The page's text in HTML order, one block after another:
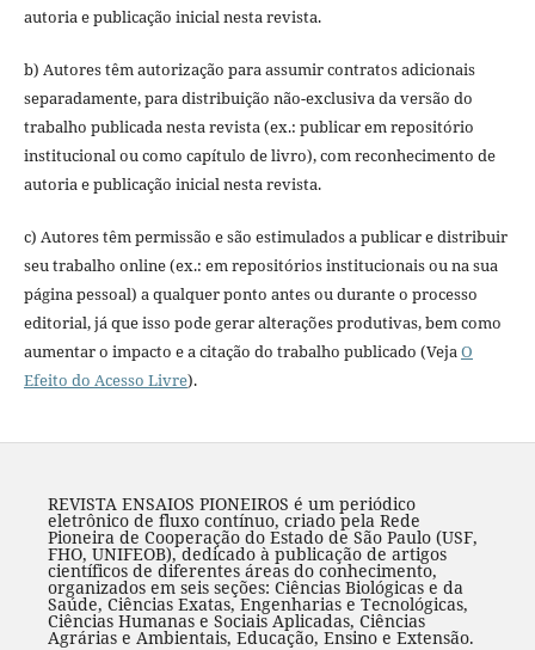
autoria e publicação inicial nesta revista.
b) Autores têm autorização para assumir contratos adicionais
separadamente, para distribuição não-exclusiva da versão do
trabalho publicada nesta revista (ex.: publicar em repositório
institucional ou como capítulo de livro), com reconhecimento de
autoria e publicação inicial nesta revista.
c) Autores têm permissão e são estimulados a publicar e distribuir
seu trabalho online (ex.: em repositórios institucionais ou na sua
página pessoal) a qualquer ponto antes ou durante o processo
editorial, já que isso pode gerar alterações produtivas, bem como
aumentar o impacto e a citação do trabalho publicado (VejaO
Efeito do Acesso Livre).
REVISTA ENSAIOS PIONEIROS é um periódico
eletrônico de fluxo contínuo, criado pela Rede
Pioneira de Cooperação do Estado de São Paulo (USF,
FHO, UNIFEOB), dedicado à publicação de artigos
científicos de diferentes áreas do conhecimento,
organizados em seis seções: Ciências Biológicas e da
Saúde, Ciências Exatas, Engenharias e Tecnológicas,
Ciências Humanas e Sociais Aplicadas, Ciências
Agrárias e Ambientais, Educação, Ensino e Extensão.